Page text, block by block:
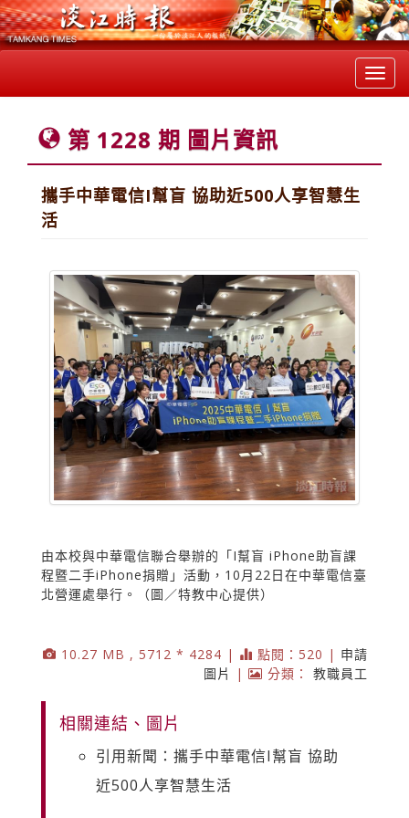
第 1228 期 圖片資訊
攜手中華電信I幫盲 協助近500人享智慧生
活
由本校與中華電信聯合舉辦的「I幫盲 iPhone助盲課
程暨二手iPhone捐贈」活動，10月22日在中華電信臺
北營運處舉行。（圖／特教中心提供）
10.27 MB , 5712 * 4284 | 點閱：520 | 申請
圖片
| 分類： 教職員工
相關連結、圖片
引用新聞：攜手中華電信I幫盲 協助
近500人享智慧生活